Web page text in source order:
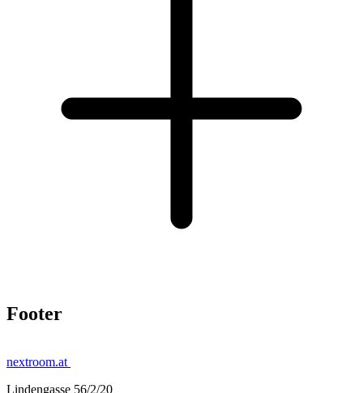
Footer
nextroom.at
Lindengasse 56/2/20